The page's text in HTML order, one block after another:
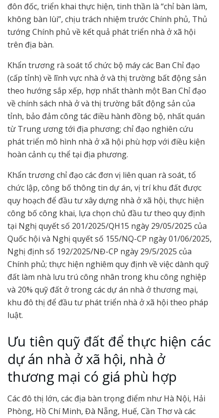
đôn đốc, triển khai thực hiện, tinh thần là “chỉ bàn làm,
không bàn lùi”, chịu trách nhiệm trước Chính phủ, Thủ
tướng Chính phủ về kết quả phát triển nhà ở xã hội
trên địa bàn.
Khẩn trương rà soát tổ chức bộ máy các Ban Chỉ đạo
(cấp tỉnh) về lĩnh vực nhà ở và thị trường bất động sản
theo hướng sắp xếp, hợp nhất thành một Ban Chỉ đạo
về chính sách nhà ở và thị trường bất động sản của
tỉnh, bảo đảm công tác điều hành đồng bộ, nhất quán
từ Trung ương tới địa phương; chỉ đạo nghiên cứu
phát triển mô hình nhà ở xã hội phù hợp với điều kiện
hoàn cảnh cụ thể tại địa phương.
Khẩn trương chỉ đạo các đơn vị liên quan rà soát, tổ
chức lập, công bố thông tin dự án, vị trí khu đất được
quy hoạch để đầu tư xây dựng nhà ở xã hội, thực hiện
công bố công khai, lựa chọn chủ đầu tư theo quy định
tại Nghị quyết số 201/2025/QH15 ngày 29/05/2025 của
Quốc hội và Nghị quyết số 155/NQ-CP ngày 01/06/2025,
Nghị định số 192/2025/NĐ-CP ngày 29/5/2025 của
Chính phủ; thực hiện nghiêm quy định về việc dành quỹ
đất làm nhà lưu trú công nhân trong khu công nghiệp
và 20% quỹ đất ở trong các dự án nhà ở thương mại,
khu đô thị để đầu tư phát triển nhà ở xã hội theo pháp
luật.
Ưu tiên quỹ đất để thực hiện các
dự án nhà ở xã hội, nhà ở
thương mại có giá phù hợp
Các đô thị lớn, các địa bàn trọng điểm như Hà Nội, Hải
Phòng, Hồ Chí Minh, Đà Nẵng, Huế, Cần Thơ và các